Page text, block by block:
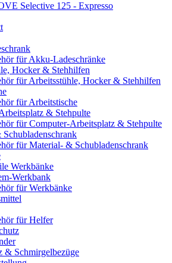
Selective 125 - Expresso
für Akku-Ladeschränke
Hocker & Stehhilfen
für Arbeitsstühle, Hocker & Stehhilfen
für Arbeitstische
& Stehpulte
für Computer-Arbeitsplatz & Stehpulte
für Material- & Schubladenschrank
Werkbänke
Werkbank
für Werkbänke
für Helfer
& Schmirgelbezüge